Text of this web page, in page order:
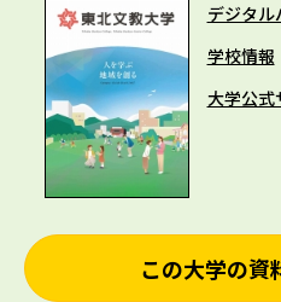
デジタ
学校情報
大学公式
この大学の資